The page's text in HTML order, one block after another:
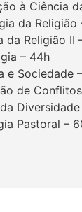
à Ciência
da Religião
da Religião II
– 44h
e Sociedade
de
Pastoral –